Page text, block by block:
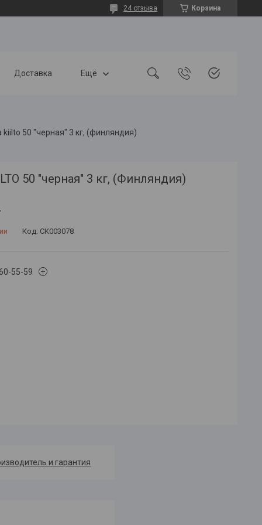
Корзина
24 отзыва
Доставка Ещё
kiilto 50 "черная" 3 кг, (финляндия)
50 "черная" 3 кг, (Финляндия)
Код: СК003078
55-59
и гарантия